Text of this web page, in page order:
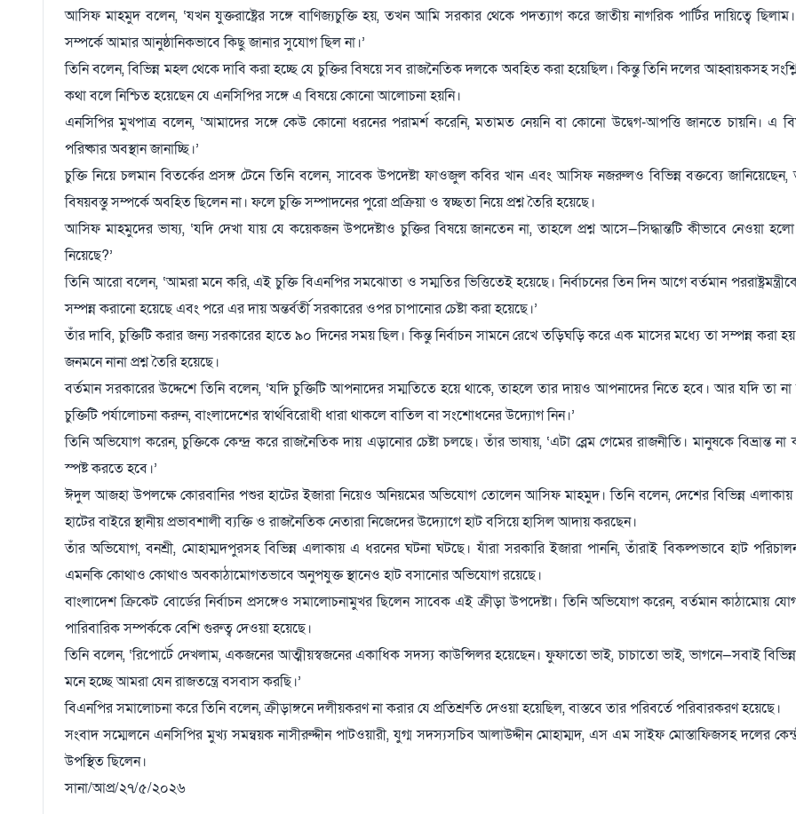
আসিফ মাহমুদ বলেন, ‘যখন যুক্তরাষ্ট্রের সঙ্গে বাণিজ্যচুক্তি হয়, তখন আমি সরকার থেকে পদত্যাগ করে জাতীয় নাগরিক পার্টির দায়িত্বে
সম্পর্কে আমার আনুষ্ঠানিকভাবে কিছু জানার সুযোগ ছিল না।’
তিনি বলেন, বিভিন্ন মহল থেকে দাবি করা হচ্ছে যে চুক্তির বিষয়ে সব রাজনৈতিক দলকে অবহিত করা হয়েছিল। কিন্তু তিনি দলের আহ্বায়কসহ
কথা বলে নিশ্চিত হয়েছেন যে এনসিপির সঙ্গে এ বিষয়ে কোনো আলোচনা হয়নি।
এনসিপির মুখপাত্র বলেন, ‘আমাদের সঙ্গে কেউ কোনো ধরনের পরামর্শ করেনি, মতামত নেয়নি বা কোনো উদ্বেগ-আপত্তি জানতে চায়নি। এ
পরিষ্কার অবস্থান জানাচ্ছি।’
চুক্তি নিয়ে চলমান বিতর্কের প্রসঙ্গ টেনে তিনি বলেন, সাবেক উপদেষ্টা ফাওজুল কবির খান এবং আসিফ নজরুলও বিভিন্ন বক্তব্যে জানিয়েছেন,
বিষয়বস্তু সম্পর্কে অবহিত ছিলেন না। ফলে চুক্তি সম্পাদনের পুরো প্রক্রিয়া ও স্বচ্ছতা নিয়ে প্রশ্ন তৈরি হয়েছে।
আসিফ মাহমুদের ভাষ্য, ‘যদি দেখা যায় যে কয়েকজন উপদেষ্টাও চুক্তির বিষয়ে জানতেন না, তাহলে প্রশ্ন আসে—সিদ্ধান্তটি কীভাবে নেওয়া
নিয়েছে?’
তিনি আরো বলেন, ‘আমরা মনে করি, এই চুক্তি বিএনপির সমঝোতা ও সম্মতির ভিত্তিতেই হয়েছে। নির্বাচনের তিন দিন আগে বর্তমান
সম্পন্ন করানো হয়েছে এবং পরে এর দায় অন্তর্বর্তী সরকারের ওপর চাপানোর চেষ্টা করা হয়েছে।’
তাঁর দাবি, চুক্তিটি করার জন্য সরকারের হাতে ৯০ দিনের সময় ছিল। কিন্তু নির্বাচন সামনে রেখে তড়িঘড়ি করে এক মাসের মধ্যে তা সম্পন্ন করা
জনমনে নানা প্রশ্ন তৈরি হয়েছে।
বর্তমান সরকারের উদ্দেশে তিনি বলেন, ‘যদি চুক্তিটি আপনাদের সম্মতিতে হয়ে থাকে, তাহলে তার দায়ও আপনাদের নিতে হবে। আর যদি তা
চুক্তিটি পর্যালোচনা করুন, বাংলাদেশের স্বার্থবিরোধী ধারা থাকলে বাতিল বা সংশোধনের উদ্যোগ নিন।’
তিনি অভিযোগ করেন, চুক্তিকে কেন্দ্র করে রাজনৈতিক দায় এড়ানোর চেষ্টা চলছে। তাঁর ভাষায়, ‘এটা ব্লেম গেমের রাজনীতি। মানুষকে বিভ্রান্ত
স্পষ্ট করতে হবে।’
ঈদুল আজহা উপলক্ষে কোরবানির পশুর হাটের ইজারা নিয়েও অনিয়মের অভিযোগ তোলেন আসিফ মাহমুদ। তিনি বলেন, দেশের বিভিন্ন
হাটের বাইরে স্থানীয় প্রভাবশালী ব্যক্তি ও রাজনৈতিক নেতারা নিজেদের উদ্যোগে হাট বসিয়ে হাসিল আদায় করছেন।
তাঁর অভিযোগ, বনশ্রী, মোহাম্মদপুরসহ বিভিন্ন এলাকায় এ ধরনের ঘটনা ঘটছে। যাঁরা সরকারি ইজারা পাননি, তাঁরাই বিকল্পভাবে হাট
এমনকি কোথাও কোথাও অবকাঠামোগতভাবে অনুপযুক্ত স্থানেও হাট বসানোর অভিযোগ রয়েছে।
বাংলাদেশ ক্রিকেট বোর্ডের নির্বাচন প্রসঙ্গেও সমালোচনামুখর ছিলেন সাবেক এই ক্রীড়া উপদেষ্টা। তিনি অভিযোগ করেন, বর্তমান কাঠামোয়
পারিবারিক সম্পর্ককে বেশি গুরুত্ব দেওয়া হয়েছে।
তিনি বলেন, ‘রিপোর্টে দেখলাম, একজনের আত্মীয়স্বজনের একাধিক সদস্য কাউন্সিলর হয়েছেন। ফুফাতো ভাই, চাচাতো ভাই, ভাগনে—সবাই
মনে হচ্ছে আমরা যেন রাজতন্ত্রে বসবাস করছি।’
বিএনপির সমালোচনা করে তিনি বলেন, ক্রীড়াঙ্গনে দলীয়করণ না করার যে প্রতিশ্রুতি দেওয়া হয়েছিল, বাস্তবে তার পরিবর্তে পরিবারকরণ হয়েছে।
সংবাদ সম্মেলনে এনসিপির মুখ্য সমন্বয়ক নাসীরুদ্দীন পাটওয়ারী, যুগ্ম সদস্যসচিব আলাউদ্দীন মোহাম্মদ, এস এম সাইফ মোস্তাফিজসহ দলের
উপস্থিত ছিলেন।
সানা/আপ্র/২৭/৫/২০২৬